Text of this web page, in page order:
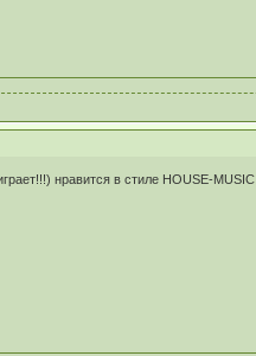
нравится в стиле HOUSE-MUSIC